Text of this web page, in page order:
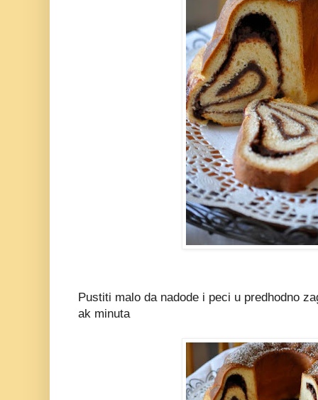
Pustiti malo da nadode i peci u predhodno
ak minuta